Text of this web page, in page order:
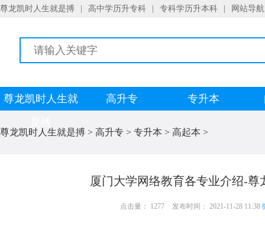
尊龙凯时人生就是搏 高中学历升专科 专科学历升本科 网站导航
尊龙凯时人生就
高升专 专升本
尊龙凯时人生就是搏 > 高升专 > 专升本 > 高起本 >
厦门大学网络教育各专业介绍-尊
点击量： 1277 发布时间： 2021-11-28 11:38